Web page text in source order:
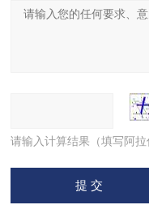
请输入计算结果（填写阿